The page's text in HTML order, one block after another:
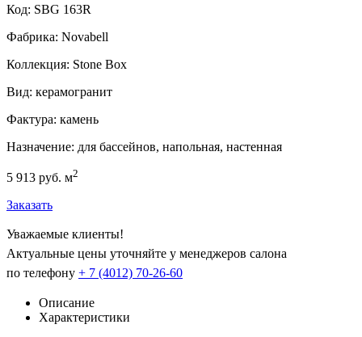
Код: SBG 163R
Фабрика: Novabell
Коллекция: Stone Box
Вид: керамогранит
Фактура: камень
Назначение: для бассейнов, напольная, настенная
5 913 руб. м2
Заказать
Уважаемые клиенты!
Актуальные цены уточняйте у менеджеров салона
по телефону + 7 (4012) 70-26-60
Описание
Характеристики